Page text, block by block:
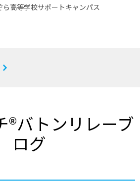
高等学校サポートキャンパス
®バトンリレーブ
ログ